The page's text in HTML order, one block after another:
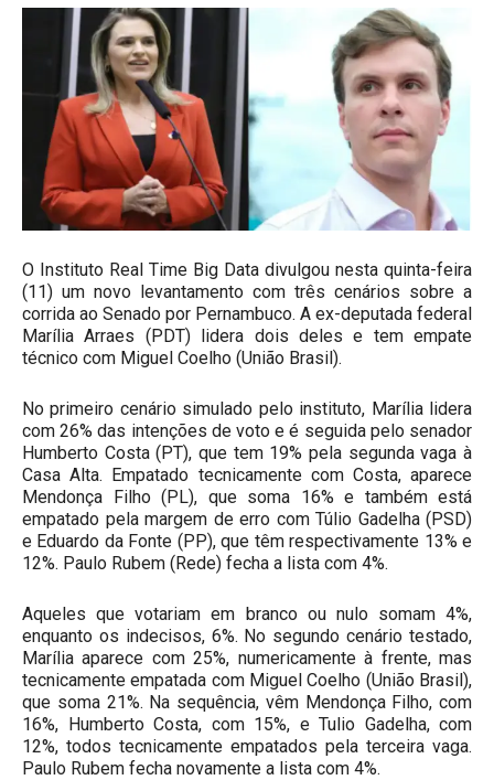
O Instituto Real Time Big Data divulgou nesta quinta-feira
(11) um novo levantamento com três cenários sobre a
corrida ao Senado por Pernambuco. A ex-deputada federal
Marília Arraes (PDT) lidera dois deles e tem empate
técnico com Miguel Coelho (União Brasil).
No primeiro cenário simulado pelo instituto, Marília lidera
com 26% das intenções de voto e é seguida pelo senador
Humberto Costa (PT), que tem 19% pela segunda vaga à
Casa Alta. Empatado tecnicamente com Costa, aparece
Mendonça Filho (PL), que soma 16% e também está
empatado pela margem de erro com Túlio Gadelha (PSD)
e Eduardo da Fonte (PP), que têm respectivamente 13% e
12%. Paulo Rubem (Rede) fecha a lista com 4%.
Aqueles que votariam em branco ou nulo somam 4%,
enquanto os indecisos, 6%. No segundo cenário testado,
Marília aparece com 25%, numericamente à frente, mas
tecnicamente empatada com Miguel Coelho (União Brasil),
que soma 21%. Na sequência, vêm Mendonça Filho, com
16%, Humberto Costa, com 15%, e Tulio Gadelha, com
12%, todos tecnicamente empatados pela terceira vaga.
Paulo Rubem fecha novamente a lista com 4%.